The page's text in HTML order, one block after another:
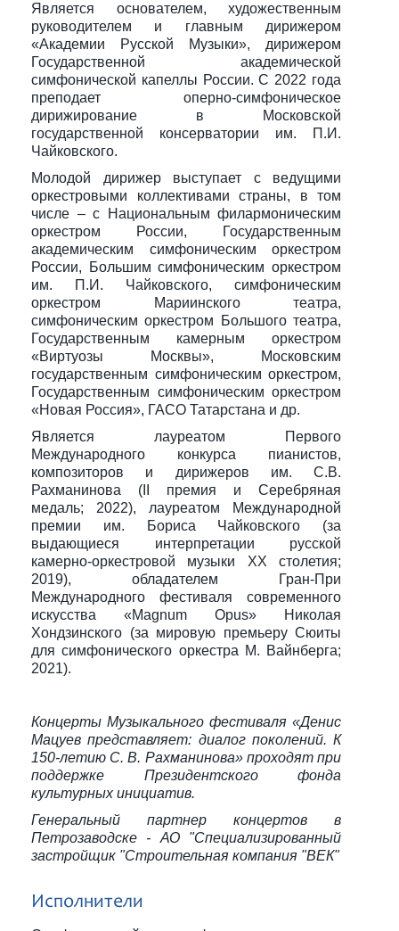
Является основателем, художественным
руководителем и главным дирижером
«Академии Русской Музыки», дирижером
Государственной академической
симфонической капеллы России. С 2022 года
преподает оперно-симфоническое
дирижирование в Московской
государственной консерватории им. П.И.
Чайковского.
Молодой дирижер выступает с ведущими
оркестровыми коллективами страны, в том
числе – с Национальным филармоническим
оркестром России, Государственным
академическим симфоническим оркестром
России, Большим симфоническим оркестром
им. П.И. Чайковского, симфоническим
оркестром Мариинского театра,
симфоническим оркестром Большого театра,
Государственным камерным оркестром
«Виртуозы Москвы», Московским
государственным симфоническим оркестром,
Государственным симфоническим оркестром
«Новая Россия», ГАСО Татарстана и др.
Является лауреатом Первого
Международного конкурса пианистов,
композиторов и дирижеров им. С.В.
Рахманинова (II премия и Серебряная
медаль; 2022), лауреатом Международной
премии им. Бориса Чайковского (за
выдающиеся интерпретации русской
камерно-оркестровой музыки ХХ столетия;
2019), обладателем Гран-При
Международного фестиваля современного
искусства «Magnum Opus» Николая
Хондзинского (за мировую премьеру Сюиты
для симфонического оркестра М. Вайнберга;
2021).
Концерты Музыкального фестиваля «Денис
Мацуев представляет: диалог поколений. К
150-летию С. В. Рахманинова» проходят при
поддержке Президентского фонда
культурных инициатив.
Генеральный партнер концертов в
Петрозаводске - АО "Специализированный
застройщик "Строительная компания "ВЕК"
Исполнители